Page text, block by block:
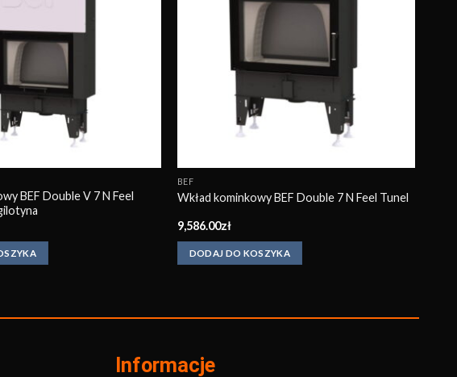
BEF Double V 7 N Feel
BEF
Wkład kominkowy BEF Double 7 N Feel Tunel
9,586.00zł
DODAJ DO KOSZYKA
Informacje